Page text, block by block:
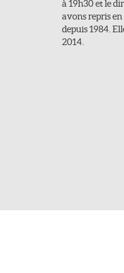
à 19h30 et le
avons repris
depuis 1984.
2014.